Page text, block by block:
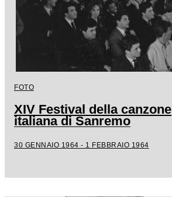
FOTO
XIV Festival della canzone
italiana di Sanremo
30 GENNAIO 1964 - 1 FEBBRAIO 1964